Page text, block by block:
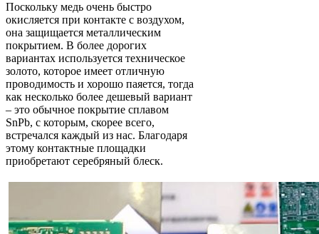
Поскольку медь очень быстро
окисляется при контакте с воздухом,
она защищается металлическим
покрытием. В более дорогих
вариантах используется техническое
золото, которое имеет отличную
проводимость и хорошо паяется, тогда
как несколько более дешевый вариант
– это обычное покрытие сплавом
SnPb, с которым, скорее всего,
встречался каждый из нас. Благодаря
этому контактные площадки
приобретают серебряный блеск.